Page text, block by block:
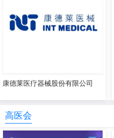
康德莱医疗器械股份有限公司
高医会